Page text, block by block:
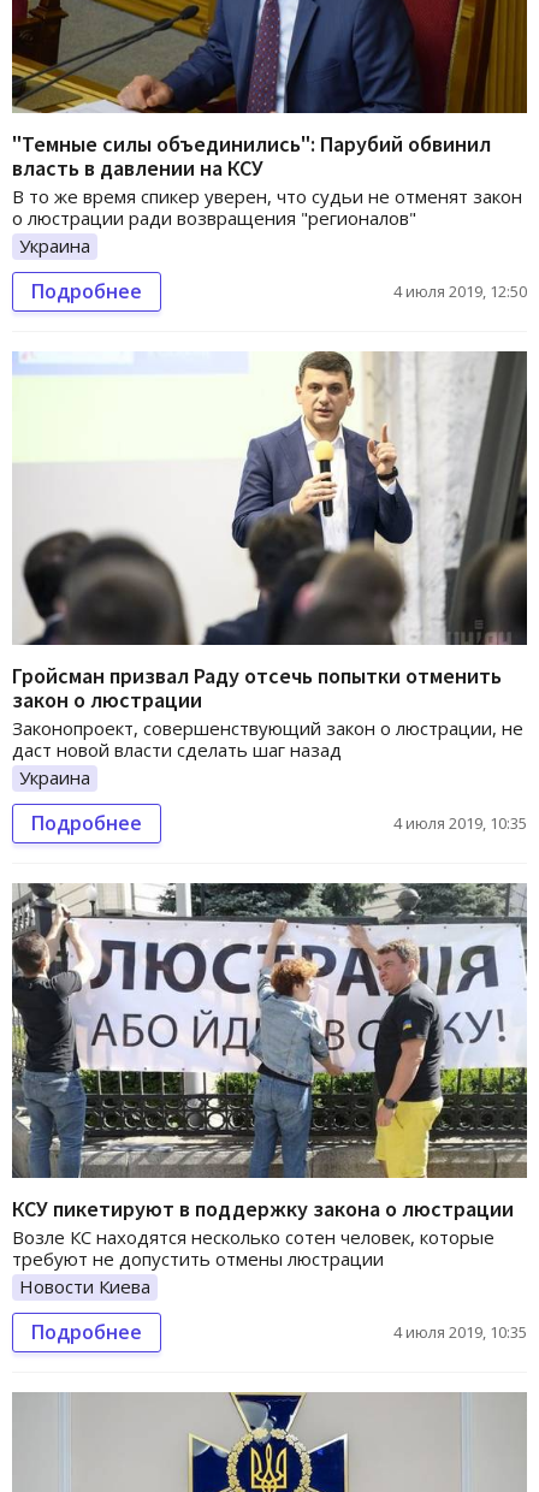
"Темные силы объединились": Парубий обвинил
власть в давлении на КСУ
В то же время спикер уверен, что судьи не отменят закон
о люстрации ради возвращения "регионалов"
Украина
Подробнее 4 июля 2019, 12:50
Гройсман призвал Раду отсечь попытки отменить
закон о люстрации
Законопроект, совершенствующий закон о люстрации, не
даст новой власти сделать шаг назад
Украина
Подробнее 4 июля 2019, 10:35
КСУ пикетируют в поддержку закона о люстрации
Возле КС находятся несколько сотен человек, которые
требуют не допустить отмены люстрации
Новости Киева
Подробнее 4 июля 2019, 10:35